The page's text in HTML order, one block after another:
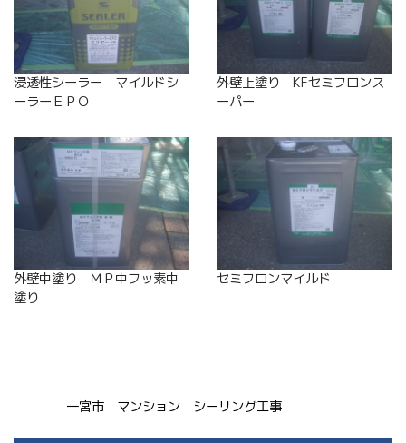
浸透性シーラー マイルドシ
ーラーＥＰＯ
外壁上塗り KFセミフロンス
ーパー
外壁中塗り ＭＰ中フッ素中
塗り
セミフロンマイルド
一宮市 マンション シーリング工事